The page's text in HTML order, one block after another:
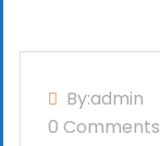
By:admin
0 Comments